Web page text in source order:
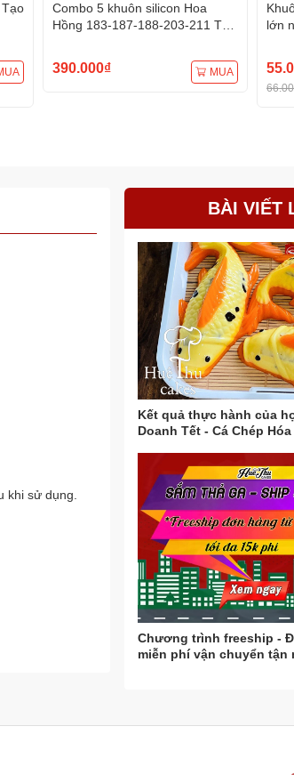
Combo 5 khuôn silicon Hoa
Hồng 183-187-188-203-211 Tạo
390.000₫ MUA
lớn
khi sử dụng.
BÀI VIẾT
Kết quả thực hành của
Doanh Tết - Cá Chép
Chương trình freeship -
miễn phí vận chuyển tận